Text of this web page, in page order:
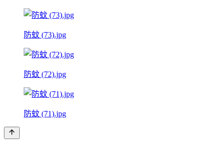
防蚊 (73).jpg
防蚊 (72).jpg
防蚊 (71).jpg